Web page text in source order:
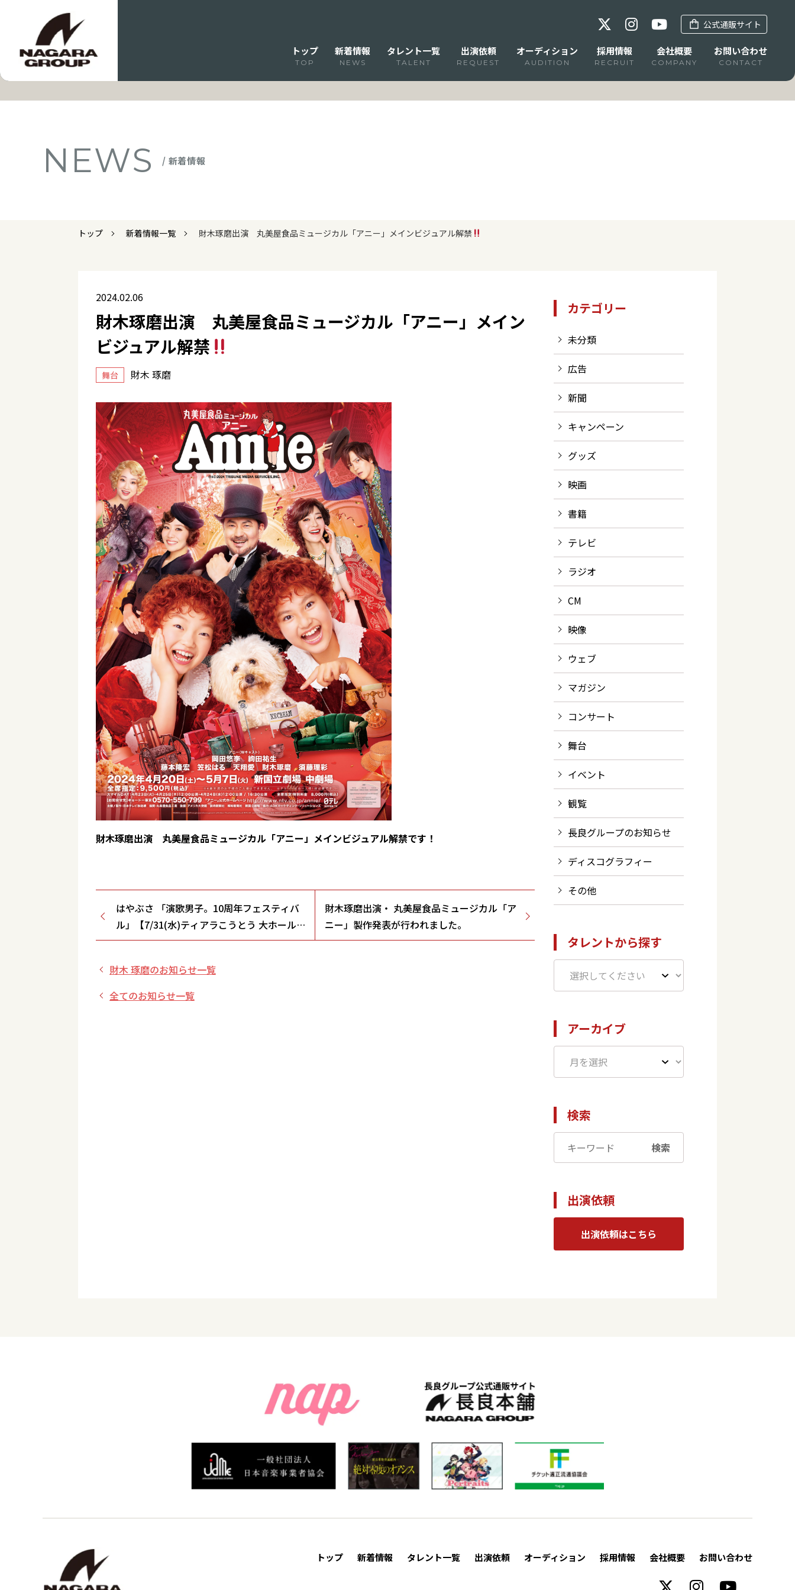
公式通販サイト
トップ
TOP
新着情報
NEWS
タレント一覧
TALENT
出演依頼
REQUEST
オーディション
AUDITION
採用情報
RECRUIT
会社概要
COMPANY
お問い合わせ
CONTACT
NEWS / 新着情報
トップ 新着情報一覧 財木琢磨出演 丸美屋食品ミュージカル「アニー」メインビジュアル解禁
2024.02.06
財木琢磨出演 丸美屋食品ミュージカル「アニー」メイン
ビジュアル解禁
舞台 財木 琢磨
財木琢磨出演 丸美屋食品ミュージカル「アニー」メインビジュアル解禁です！
はやぶさ 「演歌男子。10周年フェスティバ
ル」【7/31(水)ティアラこうとう 大ホール/
東京都】
財木琢磨出演・ 丸美屋食品ミュージカル「ア
ニー」製作発表が行われました。
財木 琢磨のお知らせ一覧
全てのお知らせ一覧
カテゴリー
未分類
広告
新聞
キャンペーン
グッズ
映画
書籍
テレビ
ラジオ
CM
映像
ウェブ
マガジン
コンサート
舞台
イベント
観覧
長良グループのお知らせ
ディスコグラフィー
その他
タレントから探す
アーカイブ
検索
検索
出演依頼
出演依頼はこちら
トップ 新着情報 タレント一覧 出演依頼 オーディション 採用情報 会社概要 お問い合わせ